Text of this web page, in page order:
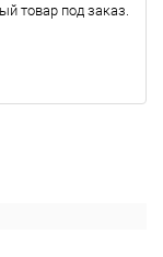
товар под заказ.